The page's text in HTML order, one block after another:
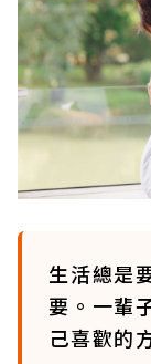
生活總是
要。一輩
己喜歡的